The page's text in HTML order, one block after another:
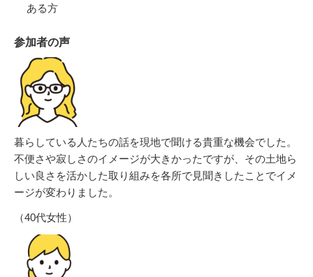
ある方
参加者の声
暮らしている人たちの話を現地で聞ける貴重な機会でした。
不便さや寂しさのイメージが大きかったですが、その土地ら
しい良さを活かした取り組みを各所で見聞きしたことでイメ
ージが変わりました。
（40代女性）